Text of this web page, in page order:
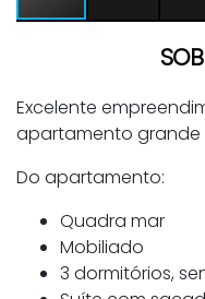
Excelente
apartamento grande
Do apartamento:
Quadra mar
Mobiliado
3 dormitórios,